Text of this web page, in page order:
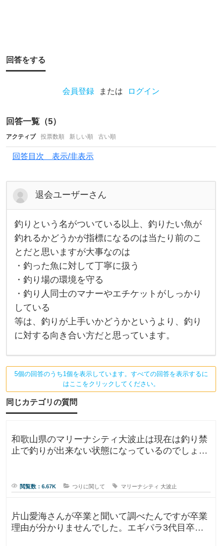
ど
う
事
だ
と
思
い
す
か
回答をする
会員登録 または ログイン
回答一覧（5）
アクティブ 投票数順 新しい順 古い順
回答目次 表示/非表示
退会ユーザーさん
釣
り
と
い
名
い
い
る
以
上
、
り
い
魚
れ
る
う
か
が
な
る
釣りという名がついている以上、釣りたい魚が
釣れるかどうかが指標になるのは当たり前のこ
とだと思いますが大事なのは
・釣った魚に対して丁寧に扱う
・釣り場の環境を守る
・釣り人同士のマナーやエチケットがしっかり
している
等は、釣りが上手いかどうかというより、釣り
に対する向き合い方だと思っています。
5個の回答のうち1個を表示しています。すべての回答を表示するに
はここをクリックしてください。
同じカテゴリの質問
和歌山県のマリーナシティ大波止は現在は釣り禁
止で釣りが出来ない状態になっているのでしょう
閲覧数：6.67K つりに関して マリーナシティ 大波止
片山愛海さんが卒業と聞いて調べたんですが卒業
理由が分かりませんでした。エギパラ3代目卒業